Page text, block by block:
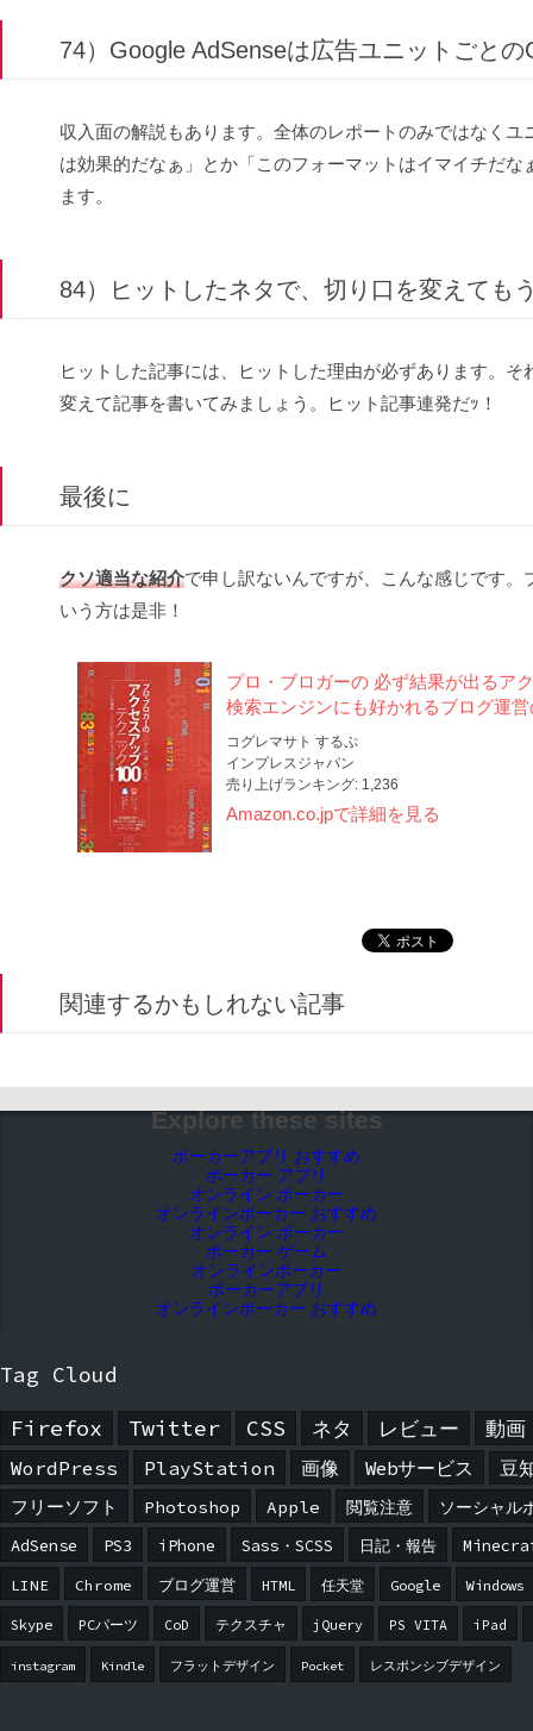
74）Google AdSenseは広告ユニットごとの
収入面の解説もあります。全体のレポートのみではなく
は効果的だなぁ」とか「このフォーマットはイマイチだ
ます。
84）ヒットしたネタで、切り口を変えても
ヒットした記事には、ヒットした理由が必ずあります。
変えて記事を書いてみましょう。ヒット記事連発だｯ！
最後に
クソ適当な紹介で申し訳ないんですが、こんな感じです
いう方は是非！
プロ・ブロガーの 必ず結果が出るア
検索エンジンにも好かれるブログ運
コグレマサト するぷ
インプレスジャパン
売り上げランキング: 1,236
Amazon.co.jpで詳細を見る
関連するかもしれない記事
Explore these sites
ポーカーアプリ おすすめ
ポーカー アプリ
オンライン ポーカー
オンラインポーカー おすすめ
オンライン ポーカー
ポーカー ゲーム
オンラインポーカー
ポーカーアプリ
オンラインポーカー おすすめ
Tag Cloud
Firefox
Twitter CSS ネタ レビュー 動画
WordPress PlayStation 画像 Webサービス 豆
フリーソフト Photoshop Apple 閲覧注意 ソーシャル
AdSense PS3 iPhone Sass・SCSS 日記・報告
LINE Chrome ブログ運営 HTML 任天堂 Google Windows
Skype PCパーツ CoD テクスチャ jQuery PS VITA iPad
instagram Kindle フラットデザイン Pocket レスポンシブデザイン